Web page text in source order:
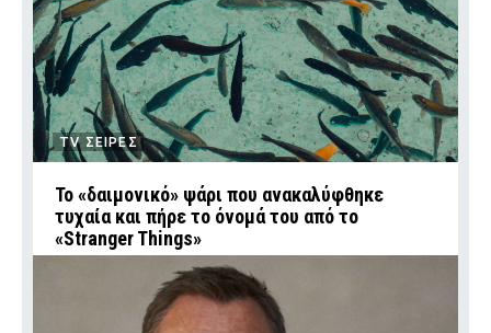
TV ΣΕΙΡΕΣ
Το «δαιμονικό» ψάρι που ανακαλύφθηκε
τυχαία και πήρε το όνομά του από το
«Stranger Things»